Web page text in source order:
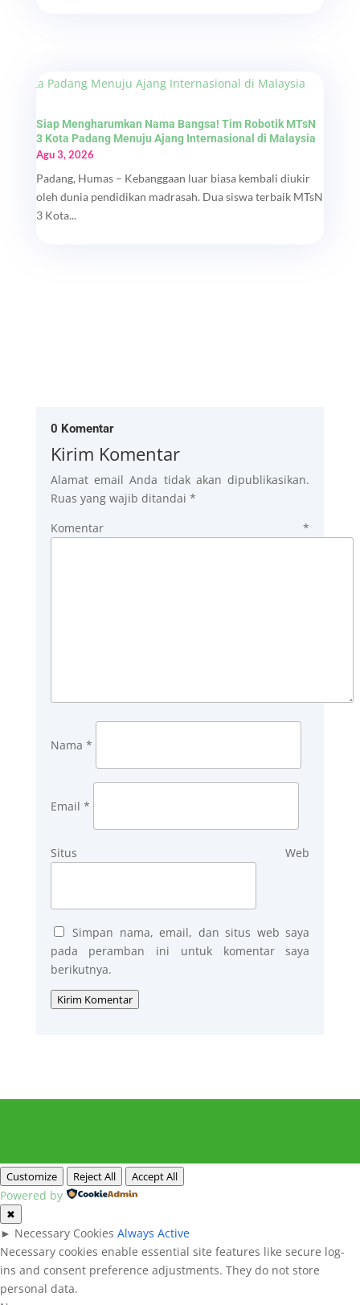
Siap Mengharumkan Nama Bangsa! Tim Robotik MTsN
3 Kota Padang Menuju Ajang Internasional di Malaysia
Agu 3, 2026
Padang, Humas – Kebanggaan luar biasa kembali diukir
oleh dunia pendidikan madrasah. Dua siswa terbaik MTsN
3 Kota...
0 Komentar
Kirim Komentar
Alamat email Anda tidak akan dipublikasikan.
Ruas yang wajib ditandai *
Komentar*
Nama *
Email *
Situs Web
Simpan nama, email, dan situs web saya
pada peramban ini untuk komentar saya
berikutnya.
Kirim Komentar
Customize Reject All Accept All
Powered by
✖
► Necessary Cookies Always Active
Necessary cookies enable essential site features like secure log-
ins and consent preference adjustments. They do not store
personal data.